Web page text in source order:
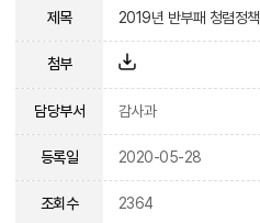
제목 2019년 반부패 청렴정책
첨부
담당부서 감사과
등록일 2020-05-28
조회수 2364